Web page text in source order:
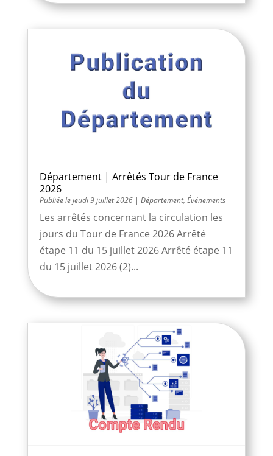
Département | Arrêtés Tour de France
2026
jeudi 9 juillet 2026| Département, Événements
Les arrêtés concernant la circulation les
jours du Tour de France 2026 Arrêté
étape 11 du 15 juillet 2026 Arrêté étape 11
du 15 juillet 2026 (2)...